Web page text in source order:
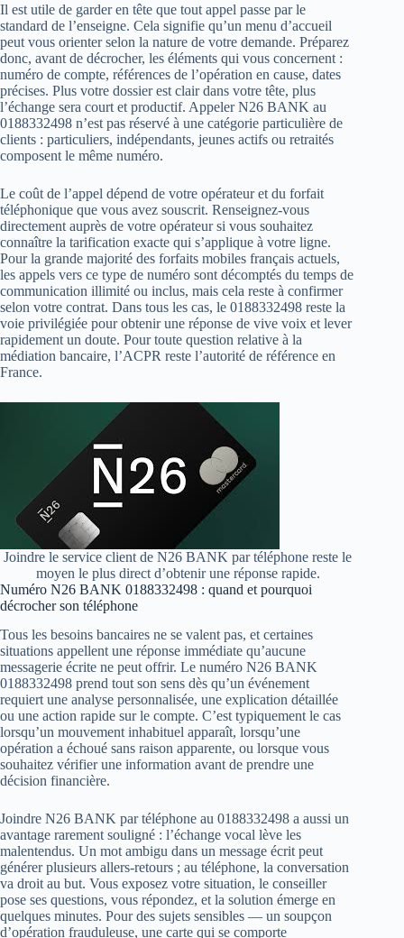
Il est utile de garder en tête que tout appel passe par le
standard de l’enseigne. Cela signifie qu’un menu d’accueil
peut vous orienter selon la nature de votre demande. Préparez
donc, avant de décrocher, les éléments qui vous concernent :
numéro de compte, références de l’opération en cause, dates
précises. Plus votre dossier est clair dans votre tête, plus
l’échange sera court et productif. Appeler N26 BANK au
0188332498 n’est pas réservé à une catégorie particulière de
clients : particuliers, indépendants, jeunes actifs ou retraités
composent le même numéro.
Le coût de l’appel dépend de votre opérateur et du forfait
téléphonique que vous avez souscrit. Renseignez-vous
directement auprès de votre opérateur si vous souhaitez
connaître la tarification exacte qui s’applique à votre ligne.
Pour la grande majorité des forfaits mobiles français actuels,
les appels vers ce type de numéro sont décomptés du temps de
communication illimité ou inclus, mais cela reste à confirmer
selon votre contrat. Dans tous les cas, le 0188332498 reste la
voie privilégiée pour obtenir une réponse de vive voix et lever
rapidement un doute. Pour toute question relative à la
médiation bancaire, l’ACPR reste l’autorité de référence en
France.
Joindre le service client de N26 BANK par téléphone reste le
moyen le plus direct d’obtenir une réponse rapide.
Numéro N26 BANK 0188332498 : quand et pourquoi
décrocher son téléphone
Tous les besoins bancaires ne se valent pas, et certaines
situations appellent une réponse immédiate qu’aucune
messagerie écrite ne peut offrir. Le numéro N26 BANK
0188332498 prend tout son sens dès qu’un événement
requiert une analyse personnalisée, une explication détaillée
ou une action rapide sur le compte. C’est typiquement le cas
lorsqu’un mouvement inhabituel apparaît, lorsqu’une
opération a échoué sans raison apparente, ou lorsque vous
souhaitez vérifier une information avant de prendre une
décision financière.
Joindre N26 BANK par téléphone au 0188332498 a aussi un
avantage rarement souligné : l’échange vocal lève les
malentendus. Un mot ambigu dans un message écrit peut
générer plusieurs allers-retours ; au téléphone, la conversation
va droit au but. Vous exposez votre situation, le conseiller
pose ses questions, vous répondez, et la solution émerge en
quelques minutes. Pour des sujets sensibles — un soupçon
d’opération frauduleuse, une carte qui se comporte